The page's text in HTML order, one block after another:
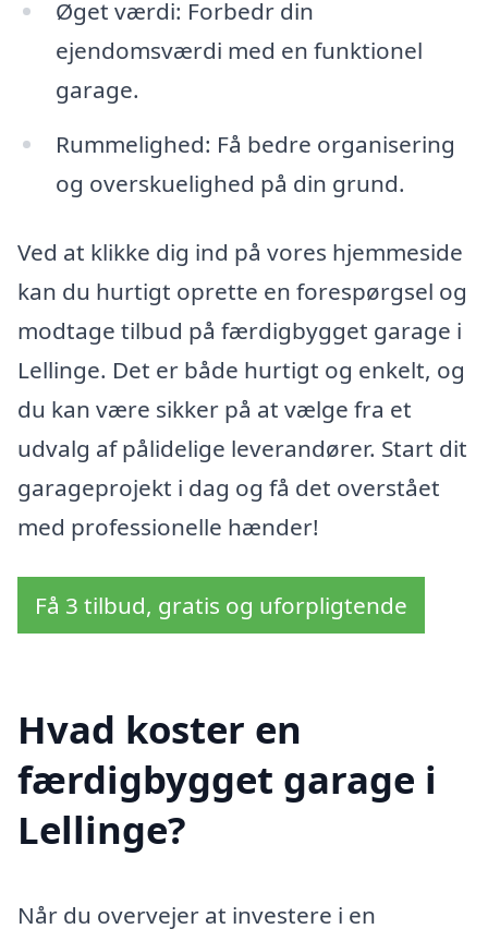
Øget værdi: Forbedr din
ejendomsværdi med en funktionel
garage.
Rummelighed: Få bedre organisering
og overskuelighed på din grund.
Ved at klikke dig ind på vores hjemmeside
kan du hurtigt oprette en forespørgsel og
modtage tilbud på færdigbygget garage i
Lellinge. Det er både hurtigt og enkelt, og
du kan være sikker på at vælge fra et
udvalg af pålidelige leverandører. Start dit
garageprojekt i dag og få det overstået
med professionelle hænder!
Få 3 tilbud, gratis og uforpligtende
Hvad koster en
færdigbygget garage i
Lellinge?
Når du overvejer at investere i en